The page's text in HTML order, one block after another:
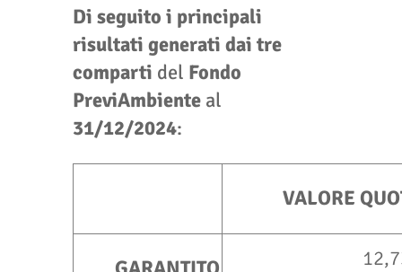
Di seguito i principali
risultati generati dai tre
comparti del Fondo
PreviAmbiente al
31/12/2024:
VALORE